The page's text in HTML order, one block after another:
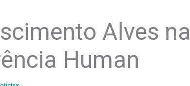
Alves na
Human